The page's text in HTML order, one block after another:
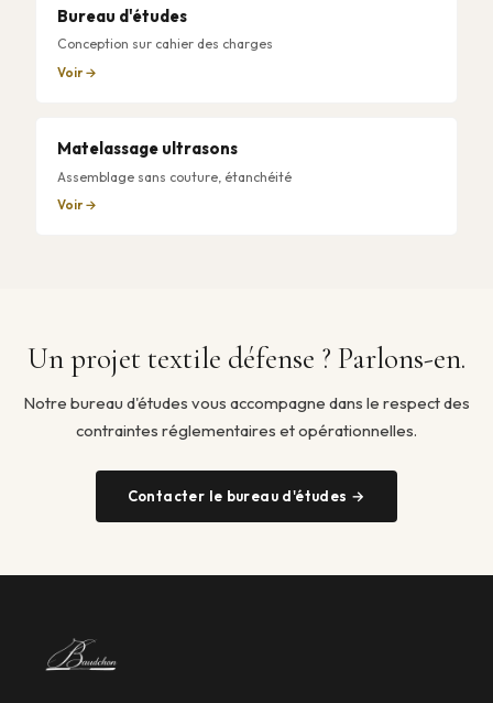
Bureau d'études
Conception sur cahier des charges
Voir →
Matelassage ultrasons
Assemblage sans couture, étanchéité
Voir →
Un projet textile défense ? Parlons-en.
Notre bureau d'études vous accompagne dans le respect des
contraintes réglementaires et opérationnelles.
Contacter le bureau d'études →